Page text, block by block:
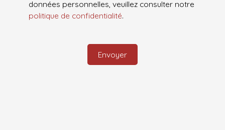
données personnelles, veuillez consulter notre
politique de confidentialité.
Envoyer